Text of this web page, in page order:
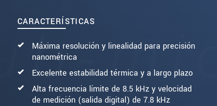
CARACTERÍSTICAS
Máxima resolución y linealidad para precisión
nanométrica
Excelente estabilidad térmica y a largo plazo
Alta frecuencia límite de 8.5 kHz y velocidad
de medición (salida digital) de 7.8 kHz